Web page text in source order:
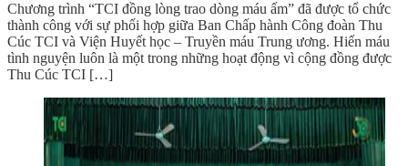
Chương trình “TCI đồng lòng trao dòng máu ấm” đã được tổ chức
thành công với sự phối hợp giữa Ban Chấp hành Công đoàn Thu
Cúc TCI và Viện Huyết học – Truyền máu Trung ương. Hiến máu
tình nguyện luôn là một trong những hoạt động vì cộng đồng được
Thu Cúc TCI […]